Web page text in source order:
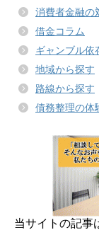
消費者金融の
借金コラム
ギャンブル依
地域から探す
路線から探す
債務整理の体
当サイトの記事